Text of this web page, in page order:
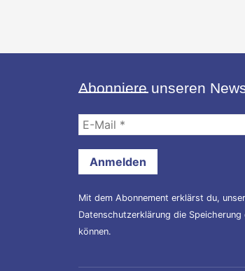
Abonniere unseren
Mail
Mit dem Abonnement erklärst du,
Datenschutzerklärung die
können.